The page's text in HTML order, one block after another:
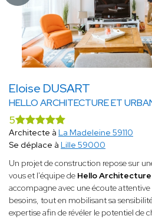
Eloise DUSART
HELLO ARCHITECTURE ET
5
Architecte à La Madeleine 59110
Se déplace à Lille 59000
Un projet de construction repose sur
vous et l'équipe de Hello Architecture
accompagne avec une écoute
besoins, tout en mobilisant sa
expertise afin de révéler le potentiel de